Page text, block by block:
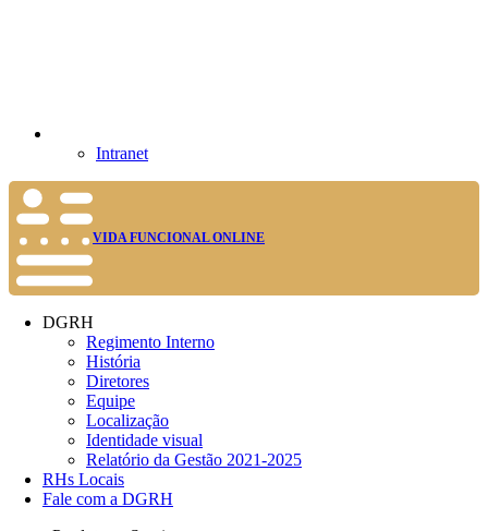
Intranet
VIDA FUNCIONAL ONLINE
DGRH
Regimento Interno
História
Diretores
Equipe
Localização
Identidade visual
Relatório da Gestão 2021-2025
RHs Locais
Fale com a DGRH